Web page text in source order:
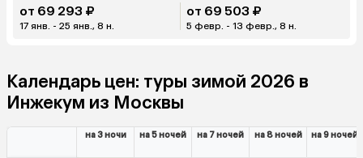
от 69 293 ₽
17 янв. - 25 янв., 8 н.
от 69 503 ₽
5 февр. - 13 февр., 8 н.
Календарь цен: туры зимой 2026 в
Инжекум из Москвы
на 3 ночи на 5 ночей на 7 ночей на 8 ночей на 9 ночей